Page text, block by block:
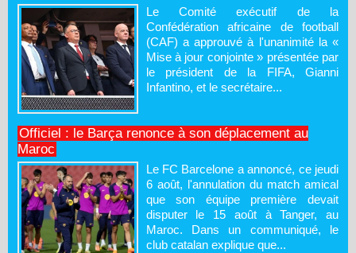
Le Comité exécutif de la
Confédération africaine de football
(CAF) a approuvé à l'unanimité la «
Mise à jour conjointe » présentée par
le président de la FIFA, Gianni
Infantino, et le secrétaire...
Officiel : le Barça renonce à son déplacement au
Maroc
Le FC Barcelone a annoncé, ce jeudi
6 août, l'annulation du match amical
que son équipe première devait
disputer le 15 août à Tanger, au
Maroc. Dans un communiqué, le
club catalan explique que...